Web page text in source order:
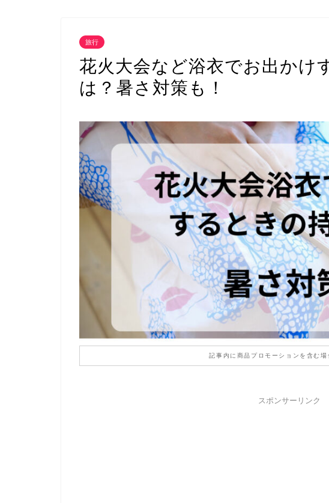
旅行
花火大会など浴衣でお出かけ
は？暑さ対策も！
記事内に商品プロモーションを含む場
スポンサーリンク